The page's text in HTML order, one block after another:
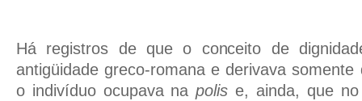
Há registros de que o conceito de
antigüidade greco-romana e derivava
o indivíduo ocupava napolis e, ainda, que